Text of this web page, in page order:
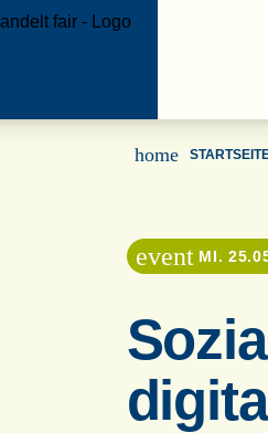
home
event MI.